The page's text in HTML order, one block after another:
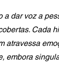
a dar voz a
Cada
atravessa
embora